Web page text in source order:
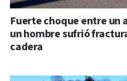
Fuerte choque entre un
un hombre sufrió
cadera